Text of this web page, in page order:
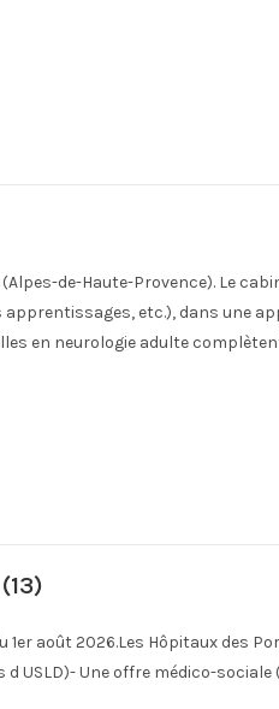
de-Haute-Provence). Le
etc.), dans une
en neurologie adulte
août 2026.Les Hôpitaux des
USLD)- Une offre médico-sociale